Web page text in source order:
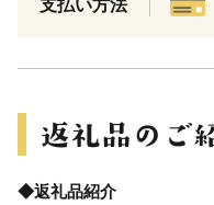
支払い方法
◆返礼品紹介